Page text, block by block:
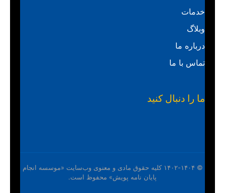
خدمات
وبلاگ
درباره ما
تماس با ما
ما را دنبال کنید
© ۱۴۰۲-۱۴۰۴ کلیه حقوق مادی و معنوی وب‌سایت «موسسه انجام
پایان نامه پویش» محفوظ است.